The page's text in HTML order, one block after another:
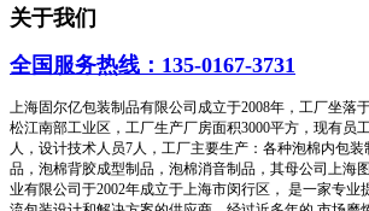
关于我们
全国服务热线：135-0167-3731
上海固尔亿包装制品有限公司成立于2008年，工厂坐落
松江南部工业区，工厂生产厂房面积3000平方，现有员
人，设计技术人员7人，工厂主要生产：各种泡棉内包装
品，泡棉背胶成型制品，泡棉消音制品，其母公司上海
业有限公司于2002年成立于上海市闵行区， 是一家专业